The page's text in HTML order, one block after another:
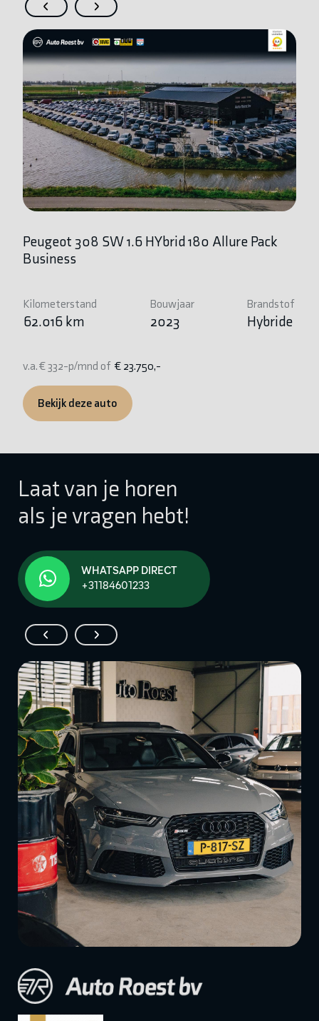
Peugeot 308 SW 1.6 HYbrid 180 Allure Pack
Business
Kilometerstand
62.016 km
Bouwjaar
2023
Brandstof
Hybride
v.a. € 332-p/mnd of € 23.750,-
Bekijk deze auto
Laat van je horen
als je vragen hebt!
WHATSAPP DIRECT
+31184601233